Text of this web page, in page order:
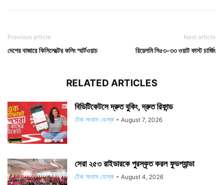
Previous article
দেশের বাজারে কিসিলেক্টের কলিং স্মার্টওয়াচ
Next article
রিয়েলমি সি৫৩-৩৩ ওয়াট ফাস্ট চার্জিং
RELATED ARTICLES
বিডিটিকেটসে দ্রুত বুকিং, দ্রুত রিফান্ড
টেক সংবাদ ডেস্ক - August 7, 2026
সেরা ২৫৩ রাইডারকে পুরস্কৃত করল ফুডপ্যান্ডা
টেক সংবাদ ডেস্ক - August 4, 2026